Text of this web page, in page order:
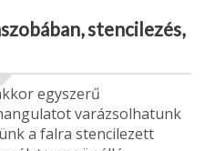
stencilezés,
egyszerű
varázsolhatunk
a falra stencilezett